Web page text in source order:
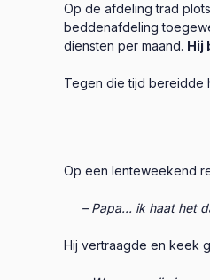
Op de afdeling trad
beddenafdeling
diensten per maand. Hij
Tegen die tijd bereidde
Op een lenteweekend
– Papa... ik haat het
Hij vertraagde en keek